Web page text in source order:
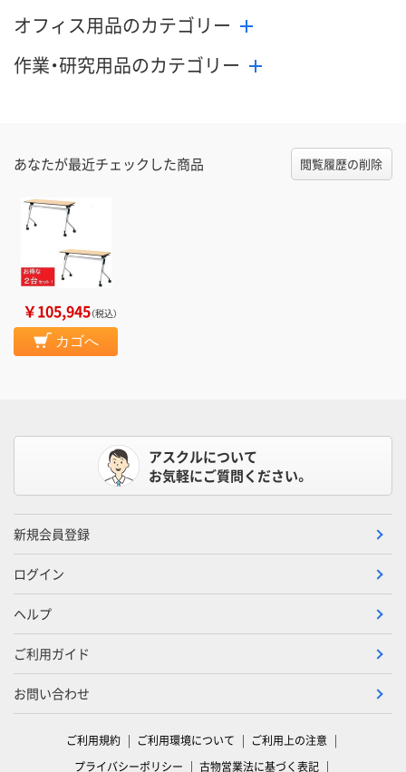
オフィス用品のカテゴリー
作業・研究用品のカテゴリー
あなたが最近チェックした商品 閲覧履歴の削除
￥105,945（税込）
カゴへ
アスクルについて
お気軽にご質問ください。
新規会員登録
ログイン
ヘルプ
ご利用ガイド
お問い合わせ
ご利用規約 ご利用環境について
ご利用上の注意
プライバシーポリシー
古物営業法に基づく表記